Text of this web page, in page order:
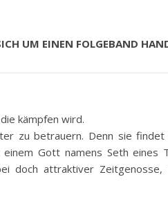
UM EINEN FOLGEBAND
kämpfen wird.
zu betrauern. Denn sie findet
Gott namens Seth eines
doch attraktiver Zeitgenosse,